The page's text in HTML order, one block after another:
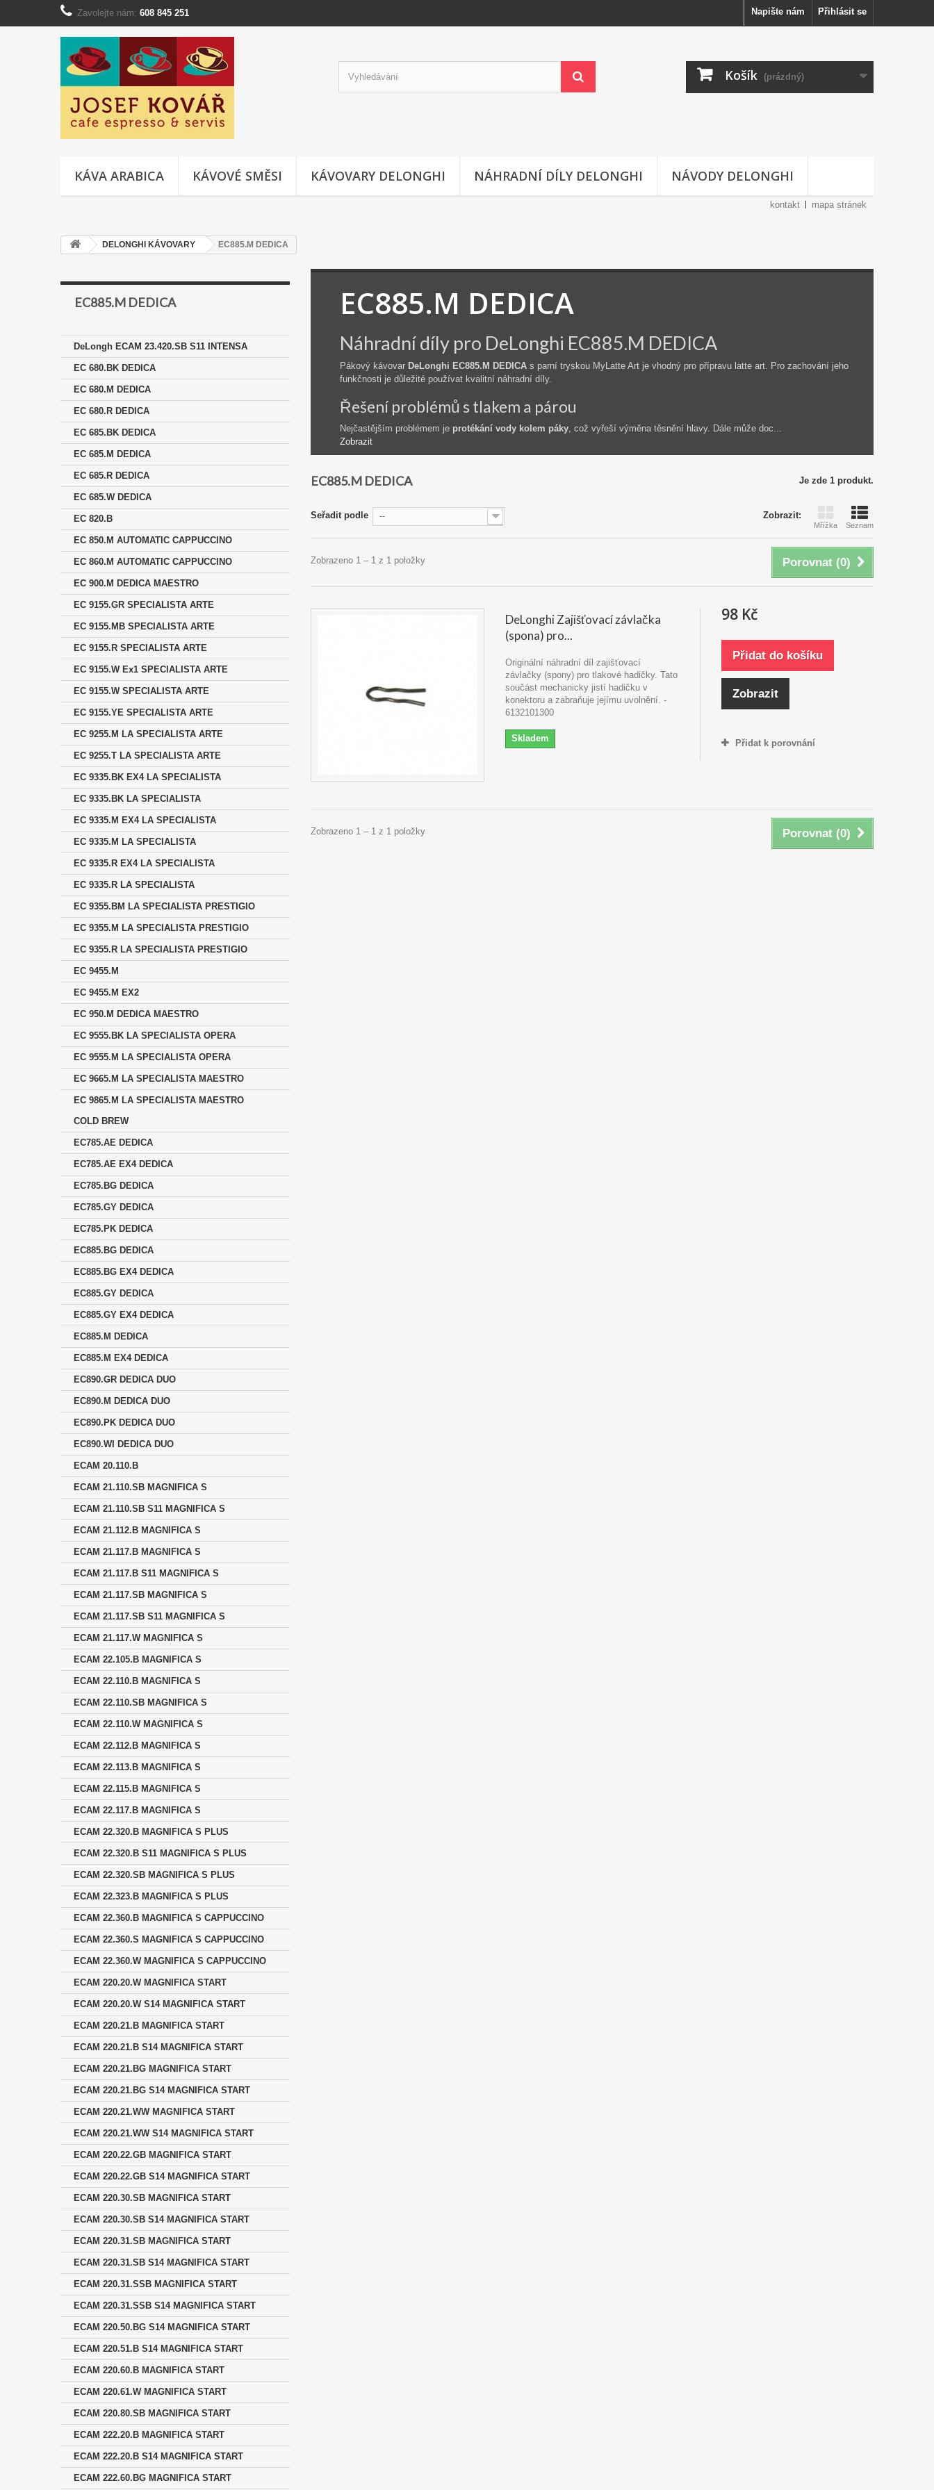
Přihlásit se
Napište nám
Zavolejte nám: 608 845 251
Košík (prázdný)
KÁVA ARABICA KÁVOVÉ SMĚSI KÁVOVARY DELONGHI NÁHRADNÍ DÍLY DELONGHI NÁVODY DELONGHI
kontakt mapa stránek
DELONGHI KÁVOVARY EC885.M DEDICA
EC885.M DEDICA
DeLongh ECAM 23.420.SB S11 INTENSA
EC 680.BK DEDICA
EC 680.M DEDICA
EC 680.R DEDICA
EC 685.BK DEDICA
EC 685.M DEDICA
EC 685.R DEDICA
EC 685.W DEDICA
EC 820.B
EC 850.M AUTOMATIC CAPPUCCINO
EC 860.M AUTOMATIC CAPPUCCINO
EC 900.M DEDICA MAESTRO
EC 9155.GR SPECIALISTA ARTE
EC 9155.MB SPECIALISTA ARTE
EC 9155.R SPECIALISTA ARTE
EC 9155.W Ex1 SPECIALISTA ARTE
EC 9155.W SPECIALISTA ARTE
EC 9155.YE SPECIALISTA ARTE
EC 9255.M LA SPECIALISTA ARTE
EC 9255.T LA SPECIALISTA ARTE
EC 9335.BK EX4 LA SPECIALISTA
EC 9335.BK LA SPECIALISTA
EC 9335.M EX4 LA SPECIALISTA
EC 9335.M LA SPECIALISTA
EC 9335.R EX4 LA SPECIALISTA
EC 9335.R LA SPECIALISTA
EC 9355.BM LA SPECIALISTA PRESTIGIO
EC 9355.M LA SPECIALISTA PRESTIGIO
EC 9355.R LA SPECIALISTA PRESTIGIO
EC 9455.M
EC 9455.M EX2
EC 950.M DEDICA MAESTRO
EC 9555.BK LA SPECIALISTA OPERA
EC 9555.M LA SPECIALISTA OPERA
EC 9665.M LA SPECIALISTA MAESTRO
EC 9865.M LA SPECIALISTA MAESTRO
COLD BREW
EC785.AE DEDICA
EC785.AE EX4 DEDICA
EC785.BG DEDICA
EC785.GY DEDICA
EC785.PK DEDICA
EC885.BG DEDICA
EC885.BG EX4 DEDICA
EC885.GY DEDICA
EC885.GY EX4 DEDICA
EC885.M DEDICA
EC885.M EX4 DEDICA
EC890.GR DEDICA DUO
EC890.M DEDICA DUO
EC890.PK DEDICA DUO
EC890.WI DEDICA DUO
ECAM 20.110.B
ECAM 21.110.SB MAGNIFICA S
ECAM 21.110.SB S11 MAGNIFICA S
ECAM 21.112.B MAGNIFICA S
ECAM 21.117.B MAGNIFICA S
ECAM 21.117.B S11 MAGNIFICA S
ECAM 21.117.SB MAGNIFICA S
ECAM 21.117.SB S11 MAGNIFICA S
ECAM 21.117.W MAGNIFICA S
ECAM 22.105.B MAGNIFICA S
ECAM 22.110.B MAGNIFICA S
ECAM 22.110.SB MAGNIFICA S
ECAM 22.110.W MAGNIFICA S
ECAM 22.112.B MAGNIFICA S
ECAM 22.113.B MAGNIFICA S
ECAM 22.115.B MAGNIFICA S
ECAM 22.117.B MAGNIFICA S
ECAM 22.320.B MAGNIFICA S PLUS
ECAM 22.320.B S11 MAGNIFICA S PLUS
ECAM 22.320.SB MAGNIFICA S PLUS
ECAM 22.323.B MAGNIFICA S PLUS
ECAM 22.360.B MAGNIFICA S CAPPUCCINO
ECAM 22.360.S MAGNIFICA S CAPPUCCINO
ECAM 22.360.W MAGNIFICA S CAPPUCCINO
ECAM 220.20.W MAGNIFICA START
ECAM 220.20.W S14 MAGNIFICA START
ECAM 220.21.B MAGNIFICA START
ECAM 220.21.B S14 MAGNIFICA START
ECAM 220.21.BG MAGNIFICA START
ECAM 220.21.BG S14 MAGNIFICA START
ECAM 220.21.WW MAGNIFICA START
ECAM 220.21.WW S14 MAGNIFICA START
ECAM 220.22.GB MAGNIFICA START
ECAM 220.22.GB S14 MAGNIFICA START
ECAM 220.30.SB MAGNIFICA START
ECAM 220.30.SB S14 MAGNIFICA START
ECAM 220.31.SB MAGNIFICA START
ECAM 220.31.SB S14 MAGNIFICA START
ECAM 220.31.SSB MAGNIFICA START
ECAM 220.31.SSB S14 MAGNIFICA START
ECAM 220.50.BG S14 MAGNIFICA START
ECAM 220.51.B S14 MAGNIFICA START
ECAM 220.60.B MAGNIFICA START
ECAM 220.61.W MAGNIFICA START
ECAM 220.80.SB MAGNIFICA START
ECAM 222.20.B MAGNIFICA START
ECAM 222.20.B S14 MAGNIFICA START
ECAM 222.60.BG MAGNIFICA START
EC885.M DEDICA
Náhradní díly pro DeLonghi EC885.M DEDICA
Pákový kávovar DeLonghi EC885.M DEDICA s parní tryskou MyLatte Art je vhodný pro přípravu latte art. Pro zachování jeho
funkčnosti je důležité používat kvalitní náhradní díly.
Řešení problémů s tlakem a párou
Nejčastějším problémem je protékání vody kolem páky, což vyřeší výměna těsnění hlavy. Dále může doc...
Zobrazit
EC885.M DEDICA Je zde 1 produkt.
Zobrazit:
Mřížka Seznam
Seřadit podle --
Porovnat (0)
Zobrazeno 1 – 1 z 1 položky
DeLonghi Zajišťovací závlačka
(spona) pro...
Originální náhradní díl zajišťovací
závlačky (spony) pro tlakové hadičky. Tato
součást mechanicky jistí hadičku v
konektoru a zabraňuje jejímu uvolnění. -
6132101300
Skladem
98 Kč
Přidat do košíku
Zobrazit
Přidat k porovnání
Porovnat (0)
Zobrazeno 1 – 1 z 1 položky